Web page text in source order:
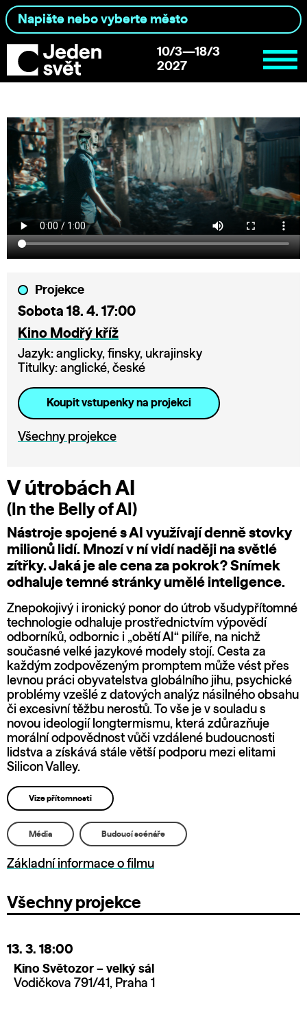
10/3—18/3
2027
Projekce
Sobota 18. 4. 17:00
Kino Modřý kříž
Jazyk: anglicky, finsky, ukrajinsky
Titulky: anglické, české
Koupit vstupenky na projekci
Všechny projekce
V útrobách AI
(In the Belly of AI)
Nástroje spojené s AI využívají denně stovky
milionů lidí. Mnozí v ní vidí naději na světlé
zítřky. Jaká je ale cena za pokrok? Snímek
odhaluje temné stránky umělé inteligence.
Znepokojivý i ironický ponor do útrob všudypřítomné
technologie odhaluje prostřednictvím výpovědí
odborníků, odbornic i „obětí AI“ pilíře, na nichž
současné velké jazykové modely stojí. Cesta za
každým zodpovězeným promptem může vést přes
levnou práci obyvatelstva globálního jihu, psychické
problémy vzešlé z datových analýz násilného obsahu
či excesivní těžbu nerostů. To vše je v souladu s
novou ideologií longtermismu, která zdůrazňuje
morální odpovědnost vůči vzdálené budoucnosti
lidstva a získává stále větší podporu mezi elitami
Silicon Valley.
Vize přítomnosti
Média Budoucí scénáře
Základní informace o filmu
Všechny projekce
13. 3. 18:00
Kino Světozor – velký sál
Vodičkova 791/41, Praha 1